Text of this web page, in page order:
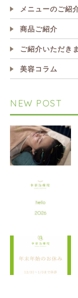
メニューのご紹
商品ご紹介
ご紹介いただき
美容コラム
NEW POST